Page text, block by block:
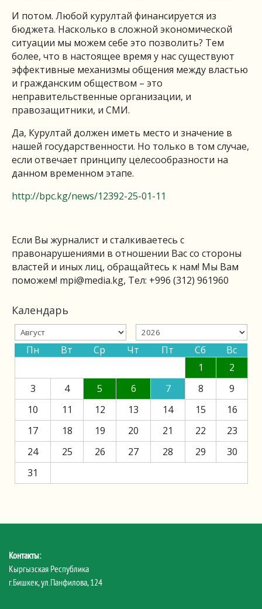
И потом. Любой курултай финансируется из
бюджета. Насколько в сложной экономической
ситуации мы можем себе это позволить? Тем
более, что в настоящее время у нас существуют
эффективные механизмы общения между властью
и гражданским обществом – это
неправительственные организации, и
правозащитники, и СМИ.
Да, Курултай должен иметь место и значение в
нашей государственности. Но только в том случае,
если отвечает принципу целесообразности на
данном временном этапе.
http://bpc.kg/news/12392-25-01-11
Если Вы журналист и сталкиваетесь с
правонарушениями в отношении Вас со стороны
властей и иных лиц, обращайтесь к нам! Мы Вам
поможем! mpi@media.kg, Тел: +996 (312) 961960
Календарь
Пн Вт Ср Чт Пт Сб
Вс
1
2
3
4 5 6 7 8
9
10
11 12 13 14 15
16
17
18 19 20 21 22
23
24
25 26 27 28 29
30
31
Контакты:
Кыргызская Республика
г.Бишкек, ул.Панфилова, 124